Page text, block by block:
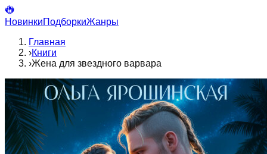
НовинкиПодборкиЖанры
Главная
›Книги
›Жена для звездного варвара